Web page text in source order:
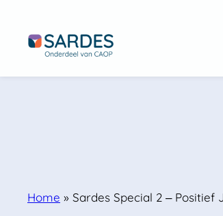
Home » Sardes Special 2 – Positief